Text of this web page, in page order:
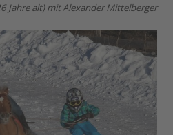
Jahre alt) mit Alexander Mittelberger